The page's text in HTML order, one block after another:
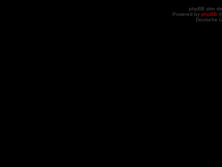
phpBB skin
Powered by phpBB
Deutsche